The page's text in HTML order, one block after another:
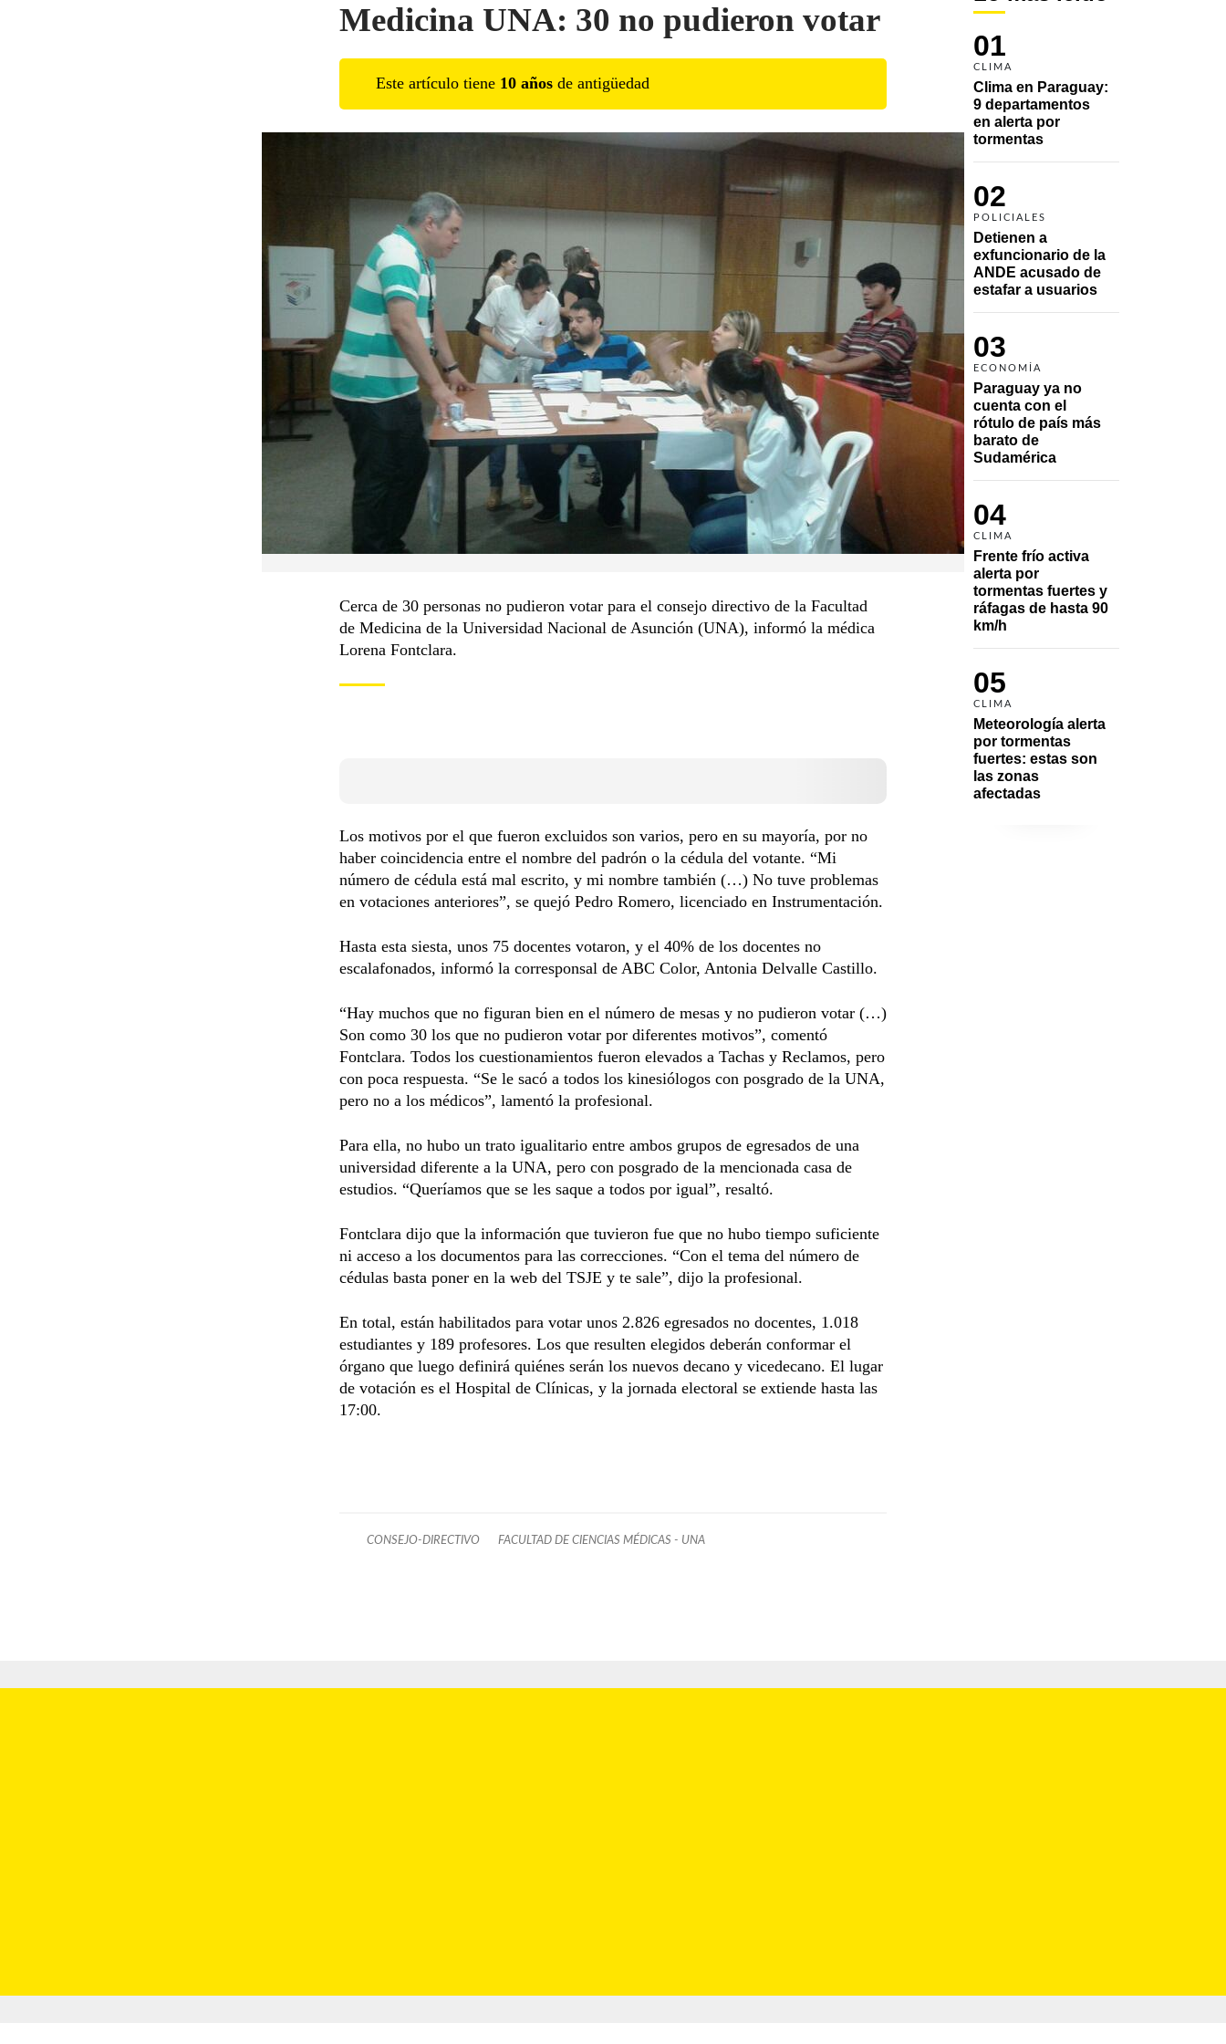
01
CLIMA
Clima en Paraguay:
9 departamentos
en alerta por
tormentas
02
POLICIALES
Detienen a
exfuncionario de la
ANDE acusado de
estafar a usuarios
03
ECONOMÍA
Paraguay ya no
cuenta con el
rótulo de país más
barato de
Sudamérica
04
CLIMA
Frente frío activa
alerta por
tormentas fuertes y
ráfagas de hasta 90
km/h
05
CLIMA
Meteorología alerta
por tormentas
fuertes: estas son
las zonas
afectadas
Medicina UNA: 30 no pudieron votar
Este artículo tiene 10 años de antigüedad
Cerca de 30 personas no pudieron votar para el consejo directivo de la Facultad
de Medicina de la Universidad Nacional de Asunción (UNA), informó la médica
Lorena Fontclara.
Los motivos por el que fueron excluidos son varios, pero en su mayoría, por no
haber coincidencia entre el nombre del padrón o la cédula del votante. “Mi
número de cédula está mal escrito, y mi nombre también (…) No tuve problemas
en votaciones anteriores”, se quejó Pedro Romero, licenciado en Instrumentación.
Hasta esta siesta, unos 75 docentes votaron, y el 40% de los docentes no
escalafonados, informó la corresponsal de ABC Color, Antonia Delvalle Castillo.
“Hay muchos que no figuran bien en el número de mesas y no pudieron votar (…)
Son como 30 los que no pudieron votar por diferentes motivos”, comentó
Fontclara. Todos los cuestionamientos fueron elevados a Tachas y Reclamos, pero
con poca respuesta. “Se le sacó a todos los kinesiólogos con posgrado de la UNA,
pero no a los médicos”, lamentó la profesional.
Para ella, no hubo un trato igualitario entre ambos grupos de egresados de una
universidad diferente a la UNA, pero con posgrado de la mencionada casa de
estudios. “Queríamos que se les saque a todos por igual”, resaltó.
Fontclara dijo que la información que tuvieron fue que no hubo tiempo suficiente
ni acceso a los documentos para las correcciones. “Con el tema del número de
cédulas basta poner en la web del TSJE y te sale”, dijo la profesional.
En total, están habilitados para votar unos 2.826 egresados no docentes, 1.018
estudiantes y 189 profesores. Los que resulten elegidos deberán conformar el
órgano que luego definirá quiénes serán los nuevos decano y vicedecano. El lugar
de votación es el Hospital de Clínicas, y la jornada electoral se extiende hasta las
17:00.
CONSEJO-DIRECTIVO FACULTAD DE CIENCIAS MÉDICAS - UNA